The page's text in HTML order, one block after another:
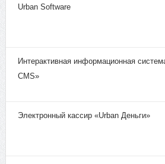
Urban Software
Интерактивная информационная
CMS»
Электронный кассир «Urban Деньги»